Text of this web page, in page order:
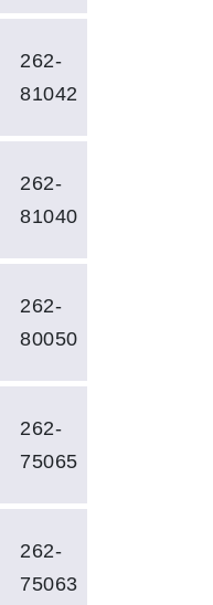
262-
81042
262-
81040
262-
80050
262-
75065
262-
75063